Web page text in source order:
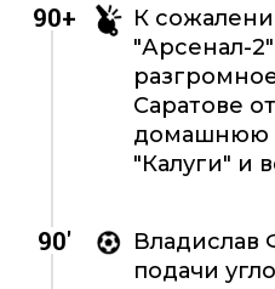
90+
К
"Арсенал-
Саратове
домашнюю
"Калуги" и
90'
Владислав
подачи